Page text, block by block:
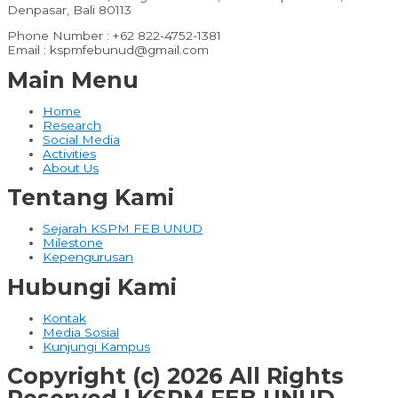
Denpasar, Bali 80113
Phone Number : +62 822-4752-1381
Email : kspmfebunud@gmail.com
Main Menu
Home
Research
Social Media
Activities
About Us
Tentang Kami
Sejarah KSPM FEB UNUD
Milestone
Kepengurusan
Hubungi Kami
Kontak
Media Sosial
Kunjungi Kampus
Copyright (c) 2026 All Rights